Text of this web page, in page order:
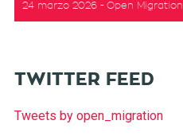
24 marzo 2026 Open Migration
TWITTER FEED
Tweets by open_migration